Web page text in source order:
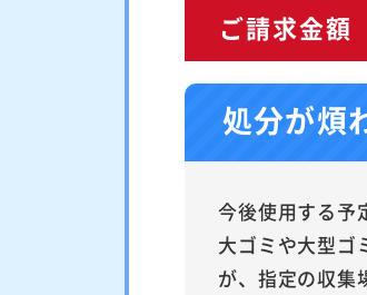
ご請求金額
処分が煩
今後使用する予
大ゴミや大型ゴ
が、指定の収集